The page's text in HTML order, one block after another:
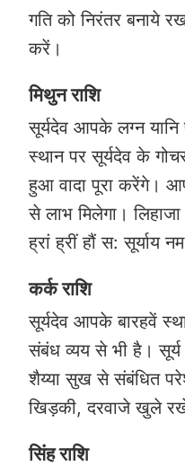
गति को निरंतर बनाये
करें।
मिथुन राशि
सूर्यदेव आपके लग्न
स्थान पर सूर्यदेव के
हुआ वादा पूरा करेंगे।
से लाभ मिलेगा।
ह्रां ह्रीं हौं स:
कर्क राशि
सूर्यदेव आपके बारहवें
संबंध व्यय से भी है।
शैय्या सुख से संबंधित
खिड़की, दरवाजे खुले
सिंह राशि